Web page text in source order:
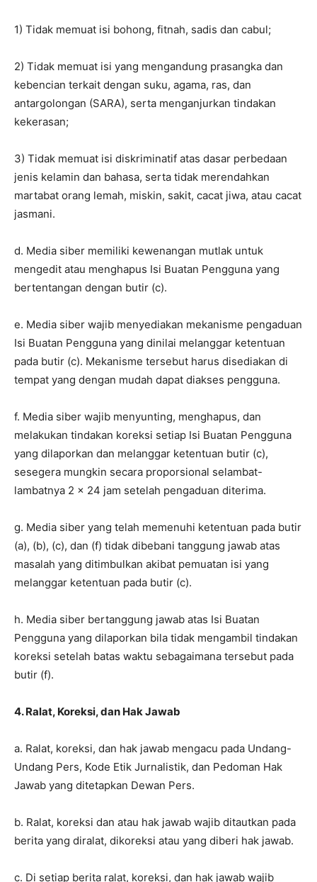
1) Tidak memuat isi bohong, fitnah, sadis dan cabul;
2) Tidak memuat isi yang mengandung prasangka dan
kebencian terkait dengan suku, agama, ras, dan
antargolongan (SARA), serta menganjurkan tindakan
kekerasan;
3) Tidak memuat isi diskriminatif atas dasar perbedaan
jenis kelamin dan bahasa, serta tidak merendahkan
martabat orang lemah, miskin, sakit, cacat jiwa, atau cacat
jasmani.
d. Media siber memiliki kewenangan mutlak untuk
mengedit atau menghapus Isi Buatan Pengguna yang
bertentangan dengan butir (c).
e. Media siber wajib menyediakan mekanisme pengaduan
Isi Buatan Pengguna yang dinilai melanggar ketentuan
pada butir (c). Mekanisme tersebut harus disediakan di
tempat yang dengan mudah dapat diakses pengguna.
f. Media siber wajib menyunting, menghapus, dan
melakukan tindakan koreksi setiap Isi Buatan Pengguna
yang dilaporkan dan melanggar ketentuan butir (c),
sesegera mungkin secara proporsional selambat-
lambatnya 2 x 24 jam setelah pengaduan diterima.
g. Media siber yang telah memenuhi ketentuan pada butir
(a), (b), (c), dan (f) tidak dibebani tanggung jawab atas
masalah yang ditimbulkan akibat pemuatan isi yang
melanggar ketentuan pada butir (c).
h. Media siber bertanggung jawab atas Isi Buatan
Pengguna yang dilaporkan bila tidak mengambil tindakan
koreksi setelah batas waktu sebagaimana tersebut pada
butir (f).
4. Ralat, Koreksi, dan Hak Jawab
a. Ralat, koreksi, dan hak jawab mengacu pada Undang-
Undang Pers, Kode Etik Jurnalistik, dan Pedoman Hak
Jawab yang ditetapkan Dewan Pers.
b. Ralat, koreksi dan atau hak jawab wajib ditautkan pada
berita yang diralat, dikoreksi atau yang diberi hak jawab.
c. Di setiap berita ralat, koreksi, dan hak jawab wajib